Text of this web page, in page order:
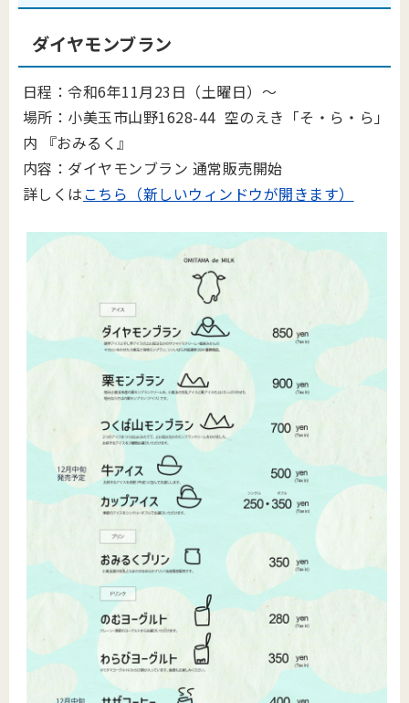
ダイヤモンブラン
日程：令和6年11月23日（土曜日）～
場所：小美玉市山野1628-44 空のえき「そ・ら・ら」
内 『おみるく』
内容：ダイヤモンブラン 通常販売開始
詳しくはこちら（新しいウィンドウが開きます）